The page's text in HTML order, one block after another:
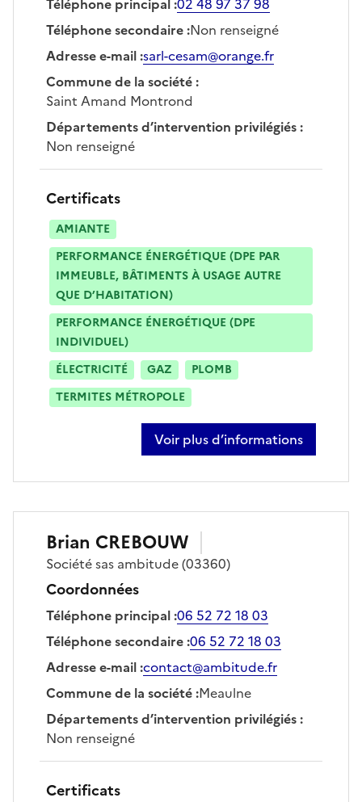
Téléphone secondaire:Non renseigné
Adresse e-mail:sarl-cesam@orange.fr
Commune de la société:
Saint Amand Montrond
Départements d’intervention privilégiés:
Non renseigné
Certificats
AMIANTE
PERFORMANCE ÉNERGÉTIQUE (DPE PAR
IMMEUBLE, BÂTIMENTS À USAGE AUTRE
QUE D’HABITATION)
PERFORMANCE ÉNERGÉTIQUE (DPE
INDIVIDUEL)
ÉLECTRICITÉ
GAZ
PLOMB
TERMITES MÉTROPOLE
Voir plus d’informations
sur jean-michel gonnet
Brian CREBOUW
Sociétésas ambitude(03360)
Coordonnées
Téléphone principal:06 52 72 18 03
Téléphone secondaire:06 52 72 18 03
Adresse e-mail:contact@ambitude.fr
Commune de la société:Meaulne
Départements d’intervention privilégiés:
Non renseigné
Certificats